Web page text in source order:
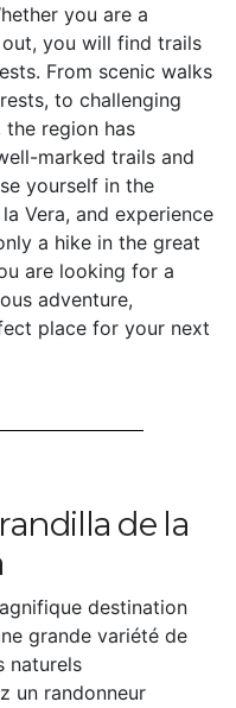
you are a
you will find trails
From scenic walks
to challenging
region has
marked trails and
yourself in the
Vera, and experience
a hike in the great
are looking for a
adventure,
place for your next
de la
destination
grande variété de
naturels
un randonneur